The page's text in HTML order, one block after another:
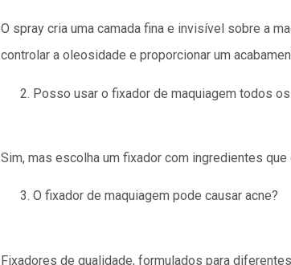
O spray cria uma camada fina e invisível sobre a
controlar a oleosidade e proporcionar um
Posso usar o fixador de maquiagem todos
Sim, mas escolha um fixador com ingredientes
O fixador de maquiagem pode causar acne?
Fixadores de qualidade, formulados para